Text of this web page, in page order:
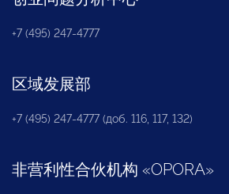
+7 (495) 247-4777
区域发展部
+7 (495) 247-4777 (доб. 116, 117, 132)
非营利性合伙机构 «OPORA»